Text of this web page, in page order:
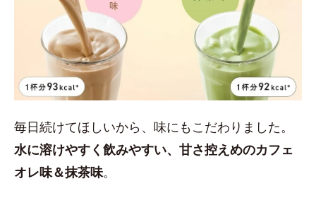
毎日続けてほしいから、味にもこだわりました。
水に溶けやすく飲みやすい、甘さ控えめのカフェ
オレ味＆抹茶味。